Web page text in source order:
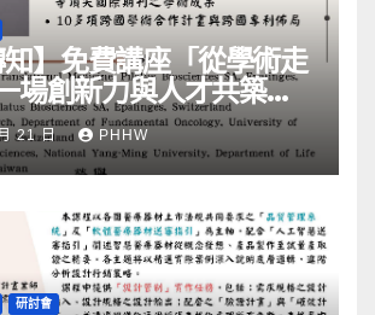
】免費講座「從學術走
場創新力與⼈才共築的
21 日 PHHW
研討會